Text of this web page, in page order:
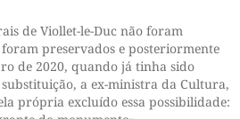
Viollet-le-Duc não foram
preservados e posteriormente
de 2020, quando já tinha sido
a ex-ministra da Cultura,
própria excluído essa possibilidade: